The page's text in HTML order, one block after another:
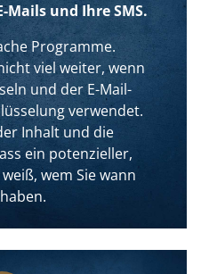
Mails und Ihre SMS.
Programme.
viel weiter, wenn
und der E-Mail-
verwendet.
Inhalt und die
ein potenzieller,
wem Sie wann